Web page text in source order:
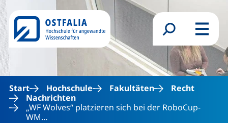
Direkt zum Inhalt
Suchformular
Menü
Start Hochschule Fakultäten
Recht
Nachrichten
„WF Wolves“ platzieren sich bei der RoboCup-
WM…